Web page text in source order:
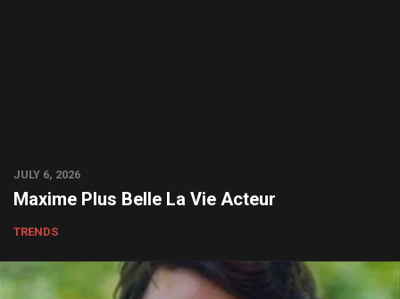
JULY 6, 2026
Maxime Plus Belle La Vie Acteur
TRENDS